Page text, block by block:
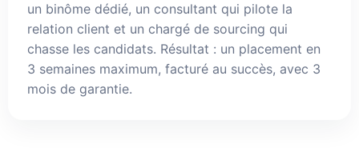
un binôme dédié, un consultant qui pilote la
relation client et un chargé de sourcing qui
chasse les candidats. Résultat : un placement en
3 semaines maximum, facturé au succès, avec 3
mois de garantie.